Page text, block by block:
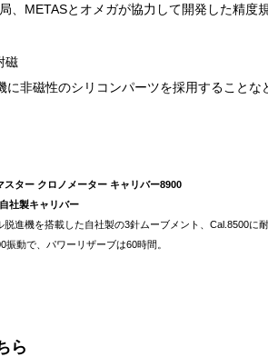
、METASとオメガが協力して開発した精度
磁
に非磁性のシリコンパーツを採用すること
スター クロノメーター キャリバー8900
社製キャリバー
脱進機を搭載した自社製の3針ムーブメント、Cal.8500に
振動で、パワーリザーブは60時間。
ら